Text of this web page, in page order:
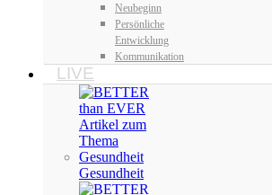
Neubeginn
Persönliche
Entwicklung
Kommunikation
LIVE
Gesundheit